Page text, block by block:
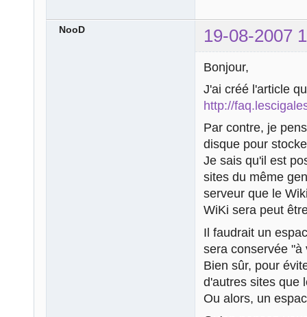
NooD 19-08-2007
Bonjour,
J'ai créé l'article
http://
Par contre, je
disque pour
Je sais qu'il est
sites du même
serveur que le
WiKi sera peut
Il faudrait un
sera conservée "à
Bien sûr, pour
d'autres sites que
Ou alors, un